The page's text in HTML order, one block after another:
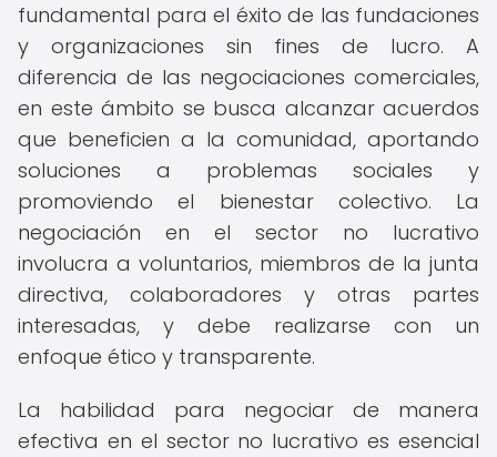
fundamental para el éxito de las fundaciones
y organizaciones sin fines de lucro. A
diferencia de las negociaciones comerciales,
en este ámbito se busca alcanzar acuerdos
que beneficien a la comunidad, aportando
soluciones a problemas sociales y
promoviendo el bienestar colectivo. La
negociación en el sector no lucrativo
involucra a voluntarios, miembros de la junta
directiva, colaboradores y otras partes
interesadas, y debe realizarse con un
enfoque ético y transparente.
La habilidad para negociar de manera
efectiva en el sector no lucrativo es esencial